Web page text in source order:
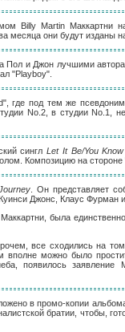
Billy Martin Маккартни
месяца они будут изданы
Пол и Джон лучшими
"Playboy".
где под тем же
No.2, в студии No.1,
синглLet It Be/You
Композицию на
. Он представляет
Джонс, Клаус Фурман
была
все сходились на
вполне можно было
появилось
в промо-копии
братии, чтобы,